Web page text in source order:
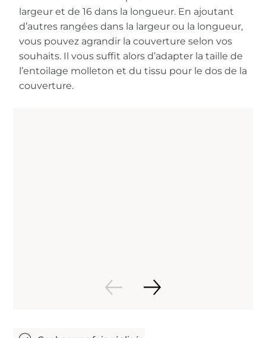
largeur et de 16 dans la longueur. En ajoutant
d’autres rangées dans la largeur ou la longueur,
vous pouvez agrandir la couverture selon vos
souhaits. Il vous suffit alors d’adapter la taille de
l’entoilage molleton et du tissu pour le dos de la
couverture.